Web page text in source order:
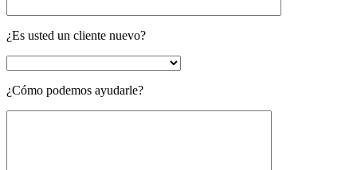
¿Es usted un cliente nuevo?
¿Cómo podemos ayudarle?